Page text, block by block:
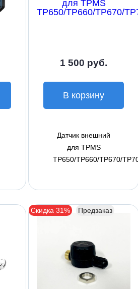
1 500 руб.
В корзину
Датчик внешний
для TPMS
TP650/TP660/TP670/
Скидка 31% Предзаказ